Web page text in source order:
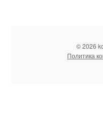
© 2026
Политика